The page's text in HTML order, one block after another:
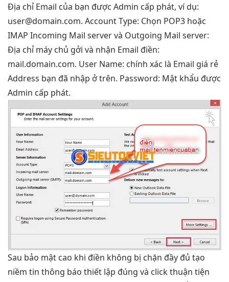
Địa chỉ Email của bạn được Admin cấp phát, ví dụ:
user@domain.com. Account Type: Chọn POP3 hoặc
IMAP Incoming Mail server và Outgoing Mail server:
Địa chỉ máy chủ gởi và nhận Email điền:
mail.domain.com. User Name: chính xác là Email giá rẻ
Address bạn đã nhập ở trên. Password: Mật khẩu được
Admin cấp phát.
Sau bảo mật cao khi điền không bị chặn đầy đủ tạo
niềm tin thông báo thiết lập đúng và clickthuận tiện